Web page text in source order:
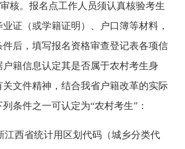
审核。报名点工作人员须认真核验考生
证（或学籍证明）、户口簿等材料，
后，填写报名资格审查登记表各项信
籍信息认定其是否属于农村考生身
文件精神，结合我省户籍改革的实际
条件之一可认定为“农村考生”：
江西省统计用区划代码（城乡分类代